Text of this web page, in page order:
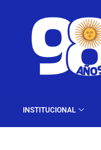
INSTITUCIONAL